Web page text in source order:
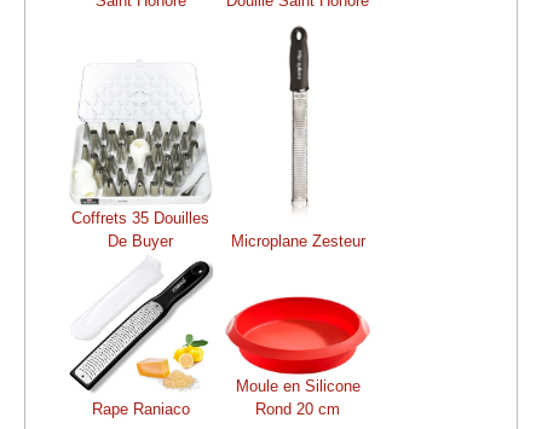
Coffrets 35 Douilles
De Buyer
Microplane Zesteur
Rape Raniaco
Moule en Silicone
Rond 20 cm